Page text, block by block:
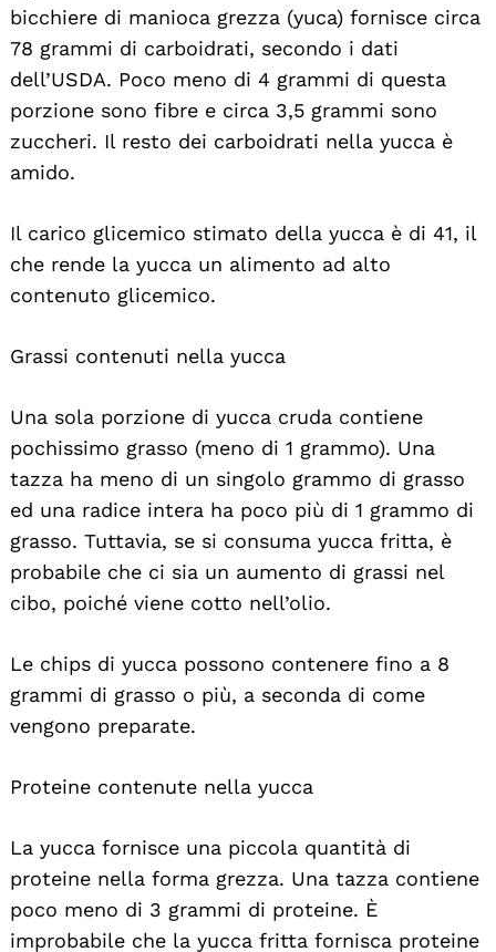
bicchiere di manioca grezza (yuca) fornisce circa
78 grammi di carboidrati, secondo i dati
dell’USDA. Poco meno di 4 grammi di questa
porzione sono fibre e circa 3,5 grammi sono
zuccheri. Il resto dei carboidrati nella yucca è
amido.
Il carico glicemico stimato della yucca è di 41, il
che rende la yucca un alimento ad alto
contenuto glicemico.
Grassi contenuti nella yucca
Una sola porzione di yucca cruda contiene
pochissimo grasso (meno di 1 grammo). Una
tazza ha meno di un singolo grammo di grasso
ed una radice intera ha poco più di 1 grammo di
grasso. Tuttavia, se si consuma yucca fritta, è
probabile che ci sia un aumento di grassi nel
cibo, poiché viene cotto nell’olio.
Le chips di yucca possono contenere fino a 8
grammi di grasso o più, a seconda di come
vengono preparate.
Proteine contenute nella yucca
La yucca fornisce una piccola quantità di
proteine nella forma grezza. Una tazza contiene
poco meno di 3 grammi di proteine. È
improbabile che la yucca fritta fornisca proteine